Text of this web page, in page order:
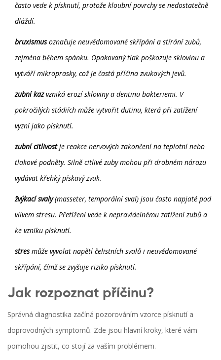
často vede k písknutí, protože kloubní povrchy se nedostatečně
dláždí.
bruxismusoznačuje neuvědomované skřípání a stírání zubů,
zejména během spánku. Opakovaný tlak poškozuje sklovinu a
vytváří mikroprasky, což je častá příčina zvukových jevů.
zubní kazvzniká erozí skloviny a dentinu bakteriemi. V
pokročilých stádiích může vytvořit dutinu, která při zatížení
vyzní jako písknutí.
zubní citlivostje reakce nervových zakončení na teplotní nebo
tlakové podněty. Silně citlivé zuby mohou při drobném nárazu
vydávat křehký pískavý zvuk.
žvýkací svaly(masseter, temporální sval) jsou často napjaté pod
vlivem stresu. Přetížení vede k nepravidelnému zatížení zubů a
ke vzniku písknutí.
stresmůže vyvolat napětí čelistních svalů i neuvědomované
skřípání, čímž se zvyšuje riziko písknutí.
Jak rozpoznat příčinu?
Správná diagnostika začíná pozorováním vzorce písknutí a
doprovodných symptomů. Zde jsou hlavní kroky, které vám
pomohou zjistit, co stojí za vaším problémem.